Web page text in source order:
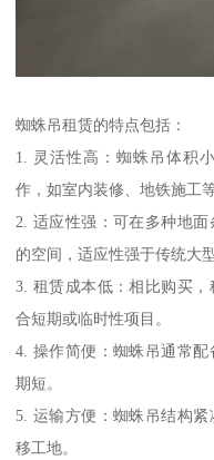
蜘蛛吊租赁的特点包括：
1. 灵活性高：蜘蛛吊体积
作，如室内装修、地铁施工等
2. 适应性强：可在多种地
的空间，适应性强于传统大
3. 租赁成本低：相比购买
合短期或临时性项目。
4. 操作简便：蜘蛛吊通常
期短。
5. 运输方便：蜘蛛吊结构
移工地。